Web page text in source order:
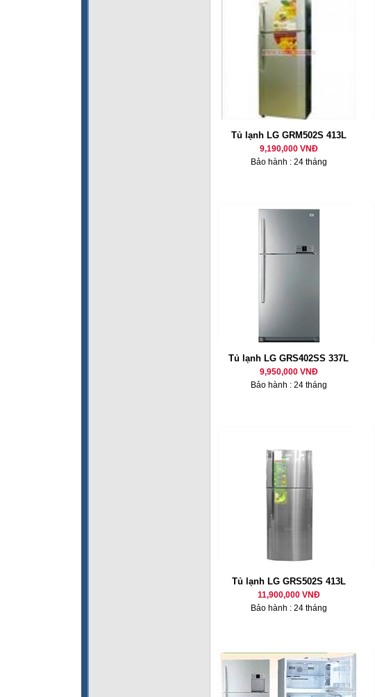
Tủ lạnh LG GRM502S 413L
9,190,000 VNĐ
Bảo hành : 24 tháng
Tủ lạnh LG GRS402SS 337L
9,950,000 VNĐ
Bảo hành : 24 tháng
Tủ lạnh LG GRS502S 413L
11,900,000 VNĐ
Bảo hành : 24 tháng